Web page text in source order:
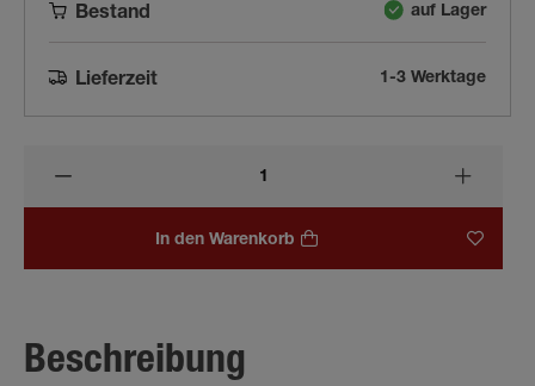
Bestand auf Lager
Lieferzeit 1-3 Werktage
In den Warenkorb
Beschreibung